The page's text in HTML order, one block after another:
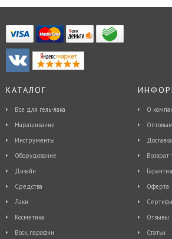
КАТАЛОГ
Все для гель-лака
Наращивание
Инструменты
Оборудование
Дизайн
Средства
Лаки
Косметика
Воск, парафин
О
Возврат
Гарантия
Оферта
Отзывы
Статьи